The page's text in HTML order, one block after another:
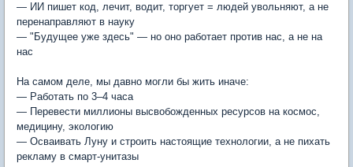
— ИИ пишет код, лечит, водит, торгует = людей увольняют, а не
перенаправляют в науку
— "Будущее уже здесь" — но оно работает против нас, а не на
нас
На самом деле, мы давно могли бы жить иначе:
— Работать по 3–4 часа
— Перевести миллионы высвобожденных ресурсов на космос,
медицину, экологию
— Осваивать Луну и строить настоящие технологии, а не пихать
рекламу в смарт-унитазы